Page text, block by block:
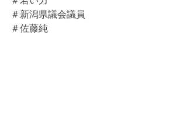
＃新潟県議会議員
＃佐藤純